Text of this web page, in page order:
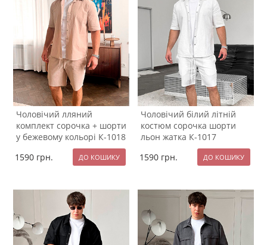
Чоловічий лляний
комплект сорочка + шорти
у бежевому кольорі К-1018
1590 грн.
Чоловічий білий літній
костюм сорочка шорти
льон жатка К-1017
1590 грн.